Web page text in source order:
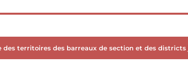
des territoires des barreaux de section et des